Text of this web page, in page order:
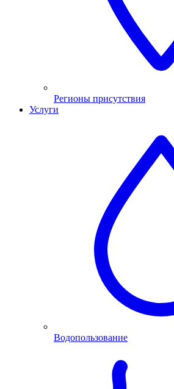
Регионы присутствия
Услуги
Водопользование